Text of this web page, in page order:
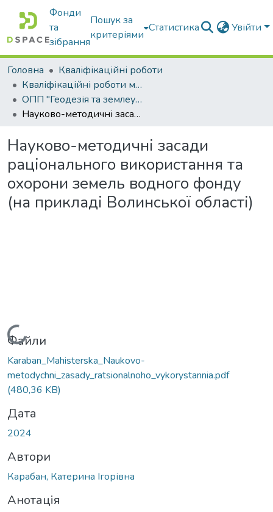
Фонди
та
зібрання
Пошук за
критеріями
Статистика Увійти
Головна
Кваліфікаційні роботи
Кваліфікаційні роботи магістрів
ОПП "Геодезія та землеустрій"
Науково-методичні засади раціонального використання та охорони земель водного фонду (на прикладі Волинської області)
Науково-методичні засади
раціонального використання та
охорони земель водного фонду
(на прикладі Волинської області)
Вантажиться...
Файли
Karaban_Mahisterska_Naukovo-
metodychni_zasady_ratsionalnoho_vykorystannia.pdf
(480,36 KB)
Дата
2024
Автори
Карабан, Катерина Ігорівна
Анотація